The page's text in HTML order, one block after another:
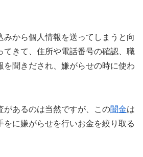
みから個人情報を送ってしまうと向
てきて、住所や電話番号の確認、職
を聞きだされ、嫌がらせの時に使わ
があるのは当然ですが、この闇金は
をに嫌がらせを行いお金を絞り取る